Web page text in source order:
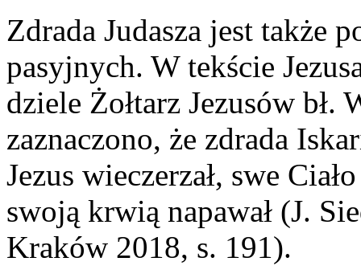
Zdrada Judasza jest także
pasyjnych. W tekście
dziele Żołtarz Jezusów bł.
zaznaczono, że zdrada
Jezus wieczerzał, swe
swoją krwią napawał (J.
Kraków 2018, s. 191).